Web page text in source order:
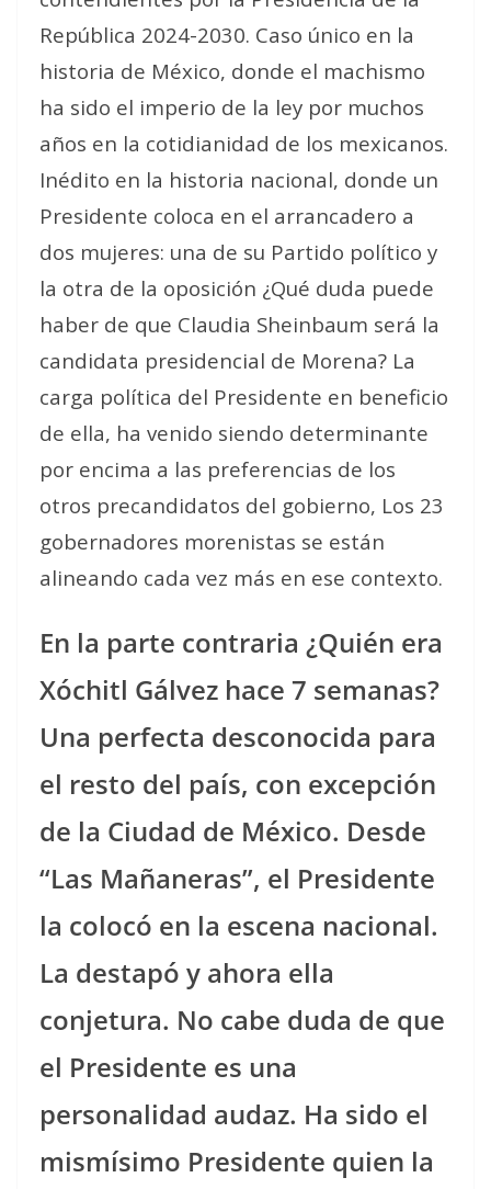
República 2024-2030. Caso único en la
historia de México, donde el machismo
ha sido el imperio de la ley por muchos
años en la cotidianidad de los mexicanos.
Inédito en la historia nacional, donde un
Presidente coloca en el arrancadero a
dos mujeres: una de su Partido político y
la otra de la oposición ¿Qué duda puede
haber de que Claudia Sheinbaum será la
candidata presidencial de Morena? La
carga política del Presidente en beneficio
de ella, ha venido siendo determinante
por encima a las preferencias de los
otros precandidatos del gobierno, Los 23
gobernadores morenistas se están
alineando cada vez más en ese contexto.
En la parte contraria ¿Quién era
Xóchitl Gálvez hace 7 semanas?
Una perfecta desconocida para
el resto del país, con excepción
de la Ciudad de México. Desde
“Las Mañaneras”, el Presidente
la colocó en la escena nacional.
La destapó y ahora ella
conjetura. No cabe duda de que
el Presidente es una
personalidad audaz. Ha sido el
mismísimo Presidente quien la